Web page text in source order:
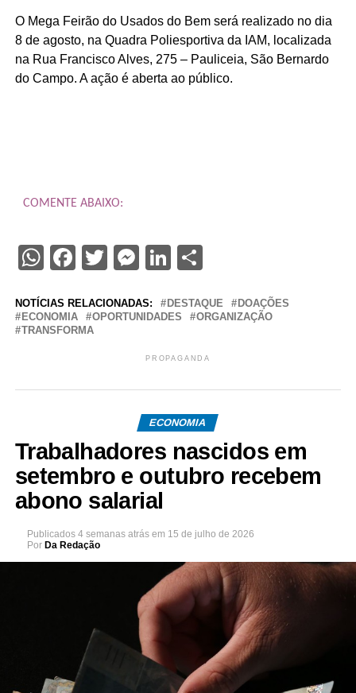
O Mega Feirão do Usados do Bem será realizado no dia
8 de agosto, na Quadra Poliesportiva da IAM, localizada
na Rua Francisco Alves, 275 – Pauliceia, São Bernardo
do Campo. A ação é aberta ao público.
COMENTE ABAIXO:
WhatsApp
Facebook
Twitter
Messenger
LinkedIn
Share
NOTÍCIAS RELACIONADAS: DESTAQUE
DOAÇÕES
ECONOMIA
OPORTUNIDADES
ORGANIZAÇÃO
TRANSFORMA
PROPAGANDA
ECONOMIA
Trabalhadores nascidos em
setembro e outubro recebem
abono salarial
Publicados 4 semanas atrás em 15 de julho de 2026
Por Da Redação